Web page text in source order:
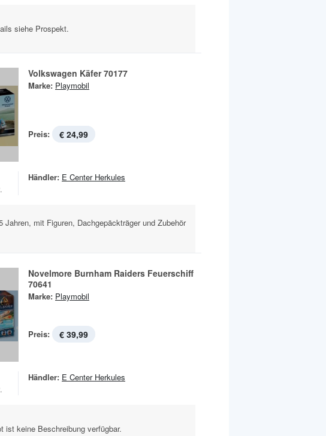
siehe Prospekt.
Volkswagen Käfer 70177
Marke: Playmobil
Preis: € 24,99
Händler: E Center Herkules
Jahren, mit Figuren, Dachgepäckträger und Zubehör
Novelmore Burnham Raiders Feuerschiff
70641
Marke: Playmobil
Preis: € 39,99
Händler: E Center Herkules
ist keine Beschreibung verfügbar.